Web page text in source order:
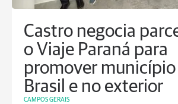
Castro negocia
o Viaje Paraná para
promover
Brasil e no exterior
CAMPOS GERAIS